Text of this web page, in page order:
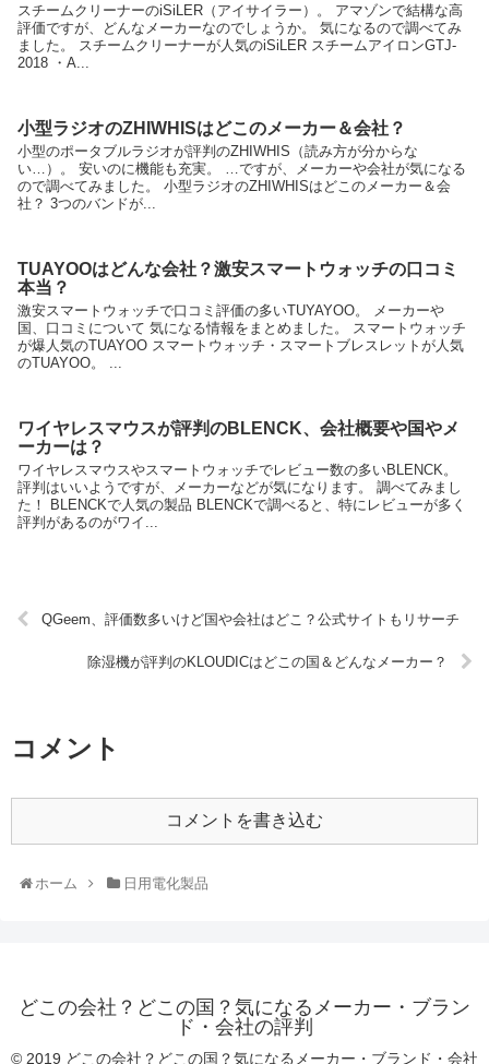
スチームクリーナーのiSiLER（アイサイラー）。 アマゾンで結構な高
評価ですが、どんなメーカーなのでしょうか。 気になるので調べてみ
ました。 スチームクリーナーが人気のiSiLER スチームアイロンGTJ-
2018 ・A...
小型ラジオのZHIWHISはどこのメーカー＆会社？
小型のポータブルラジオが評判のZHIWHIS（読み方が分からな
い…）。 安いのに機能も充実。 …ですが、メーカーや会社が気になる
ので調べてみました。 小型ラジオのZHIWHISはどこのメーカー＆会
社？ 3つのバンドが...
TUAYOOはどんな会社？激安スマートウォッチの口コミ
本当？
激安スマートウォッチで口コミ評価の多いTUYAYOO。 メーカーや
国、口コミについて 気になる情報をまとめました。 スマートウォッチ
が爆人気のTUAYOO スマートウォッチ・スマートブレスレットが人気
のTUAYOO。 ...
ワイヤレスマウスが評判のBLENCK、会社概要や国やメ
ーカーは？
ワイヤレスマウスやスマートウォッチでレビュー数の多いBLENCK。
評判はいいようですが、メーカーなどが気になります。 調べてみまし
た！ BLENCKで人気の製品 BLENCKで調べると、特にレビューが多く
評判があるのがワイ...
QGeem、評価数多いけど国や会社はどこ？公式サイトもリサーチ
除湿機が評判のKLOUDICはどこの国＆どんなメーカー？
コメント
コメントを書き込む
ホーム 日用電化製品
どこの会社？どこの国？気になるメーカー・ブラン
ド・会社の評判
© 2019 どこの会社？どこの国？気になるメーカー・ブランド・会社